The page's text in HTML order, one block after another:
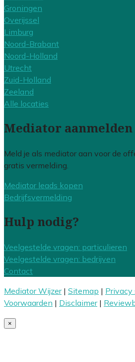
Groningen
Overijssel
Limburg
Noord-Brabant
Noord-Holland
Utrecht
Zuid-Holland
Zeeland
Alle locaties
Mediator aanmelden
Meld je als mediator aan voor de
gratis vermelding.
Mediator leads kopen
Bedrijfsvermelding
Hulp nodig?
Veelgestelde vragen: particulieren
Veelgestelde vragen: bedrijven
Contact
Mediator Wijzer| Sitemap |
Voorwaarden | Disclaimer|
×